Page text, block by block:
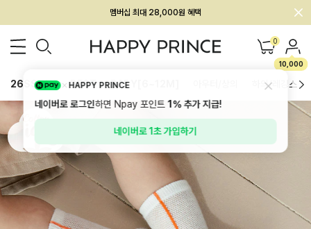
회원전용 아울렛, 가입하면 ~60% 할인!
멤버십 최대 28,000원 혜택 0
10,000
26SS 신상 BEST BABY[6~12M] 하의/레깅스
HAPPY PRINCE
네이버로 로그인하면 Npay 포인트1%추가 지급!
네이버로 1초 가입하기